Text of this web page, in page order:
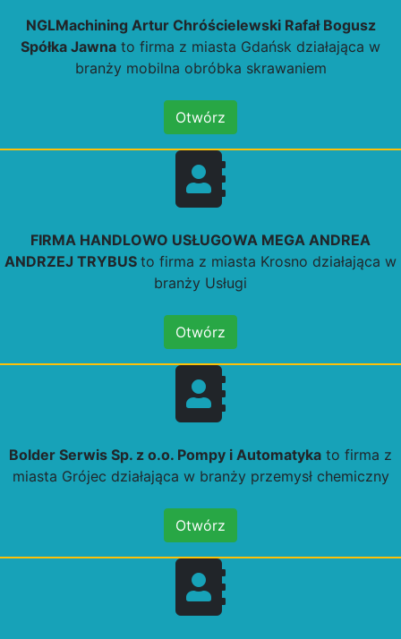
NGLMachining Artur Chróścielewski Rafał Bogusz
Spółka Jawna to firma z miasta Gdańsk działająca w
branży mobilna obróbka skrawaniem
Otwórz
FIRMA HANDLOWO USŁUGOWA MEGA ANDREA
ANDRZEJ TRYBUS to firma z miasta Krosno działająca w
branży Usługi
Otwórz
Bolder Serwis Sp. z o.o. Pompy i Automatyka to firma z
miasta Grójec działająca w branży przemysł chemiczny
Otwórz